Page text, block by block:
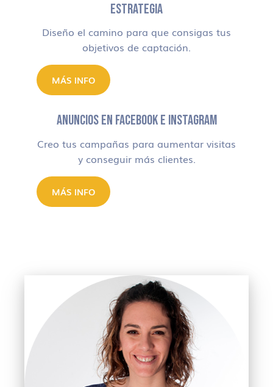
ESTRATEGIA
Diseño el camino para que consigas tus
objetivos de captación.
MÁS INFO
ANUNCIOS EN FACEBOOK E INSTAGRAM
Creo tus campañas para aumentar visitas
y conseguir más clientes.
MÁS INFO